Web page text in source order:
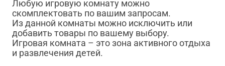
Любую игровую комнату можно
скомплектовать по вашим запросам.
Из данной комнаты можно исключить или
добавить товары по вашему выбору.
Игровая комната – это зона активного отдыха
и развлечения детей.